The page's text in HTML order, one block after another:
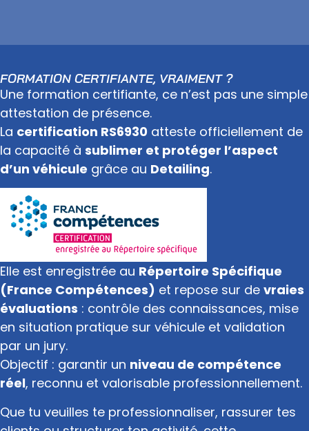
FORMATION CERTIFIANTE, VRAIMENT ?
Une formation certifiante, ce n’est pas une simple
attestation de présence.
La certification RS6930 atteste officiellement de
la capacité à sublimer et protéger l’aspect
d’un véhicule grâce au Detailing.
Elle est enregistrée au Répertoire Spécifique
(France Compétences) et repose sur de vraies
évaluations : contrôle des connaissances, mise
en situation pratique sur véhicule et validation
par un jury.
Objectif : garantir un niveau de compétence
réel, reconnu et valorisable professionnellement.
Que tu veuilles te professionnaliser, rassurer tes